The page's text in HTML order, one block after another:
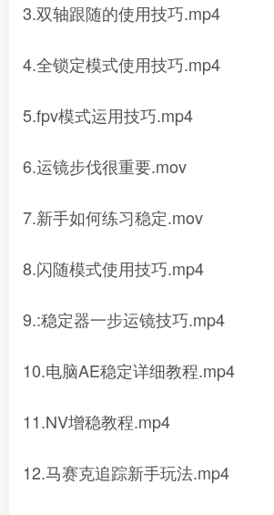
3.双轴跟随的使用技巧.mp4
4.全锁定模式使用技巧.mp4
5.fpv模式运用技巧.mp4
6.运镜步伐很重要.mov
7.新手如何练习稳定.mov
8.闪随模式使用技巧.mp4
9.:稳定器一步运镜技巧.mp4
10.电脑AE稳定详细教程.mp4
11.NV增稳教程.mp4
12.马赛克追踪新手玩法.mp4